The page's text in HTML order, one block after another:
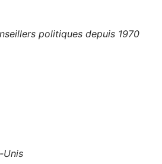
politiques depuis 1970
Unis